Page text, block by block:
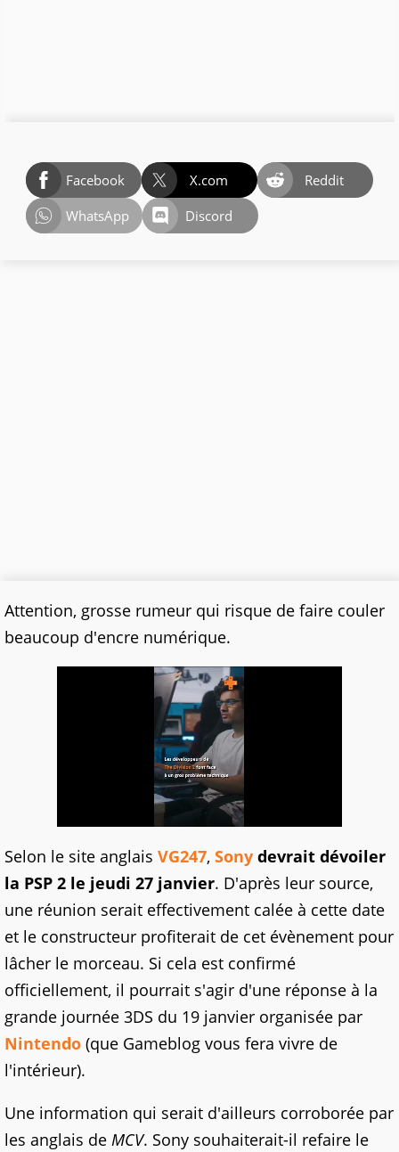
Facebook X.com
Reddit
WhatsApp
Discord
Attention, grosse rumeur qui risque de faire couler
beaucoup d'encre numérique.
Selon le site anglais VG247, Sony devrait dévoiler
la PSP 2 le jeudi 27 janvier. D'après leur source,
une réunion serait effectivement calée à cette date
et le constructeur profiterait de cet évènement pour
lâcher le morceau. Si cela est confirmé
officiellement, il pourrait s'agir d'une réponse à la
grande journée 3DS du 19 janvier organisée par
Nintendo (que Gameblog vous fera vivre de
l'intérieur).
Une information qui serait d'ailleurs corroborée par
les anglais de MCV. Sony souhaiterait-il refaire le